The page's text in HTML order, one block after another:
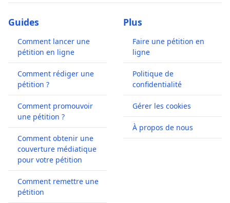
Guides
Comment lancer une
pétition en ligne
Comment rédiger une
pétition ?
Comment promouvoir
une pétition ?
Comment obtenir une
couverture médiatique
pour votre pétition
Comment remettre une
pétition
Plus
Faire une pétition en
ligne
Politique de
confidentialité
Gérer les cookies
À propos de nous